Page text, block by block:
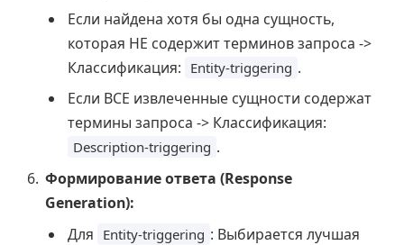
Если найдена хотя бы одна сущность,
которая НЕ содержит терминов запроса ->
Классификация: Entity-triggering .
Если ВСЕ извлеченные сущности содержат
термины запроса -> Классификация:
Description-triggering .
Формирование ответа (Response
Generation):
Для Entity-triggering : Выбирается лучшая